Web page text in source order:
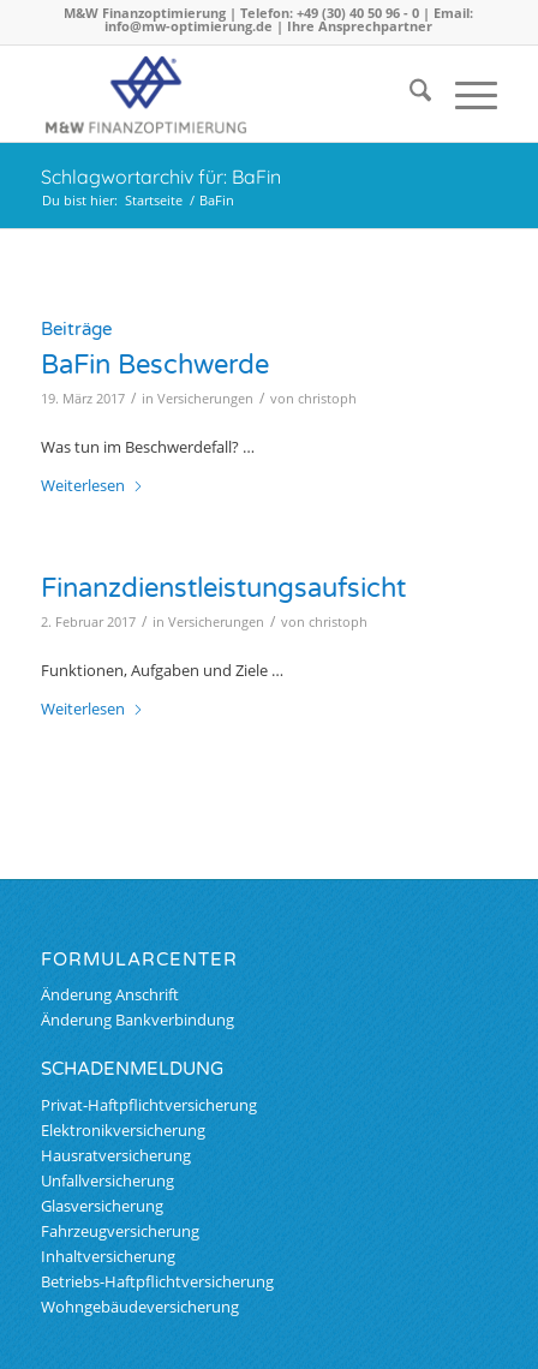
M&W Finanzoptimierung | Telefon: +49 (30) 40 50 96 - 0 | Email:
info@mw-optimierung.de | Ihre Ansprechpartner
Schlagwortarchiv für: BaFin
Du bist hier: Startseite / BaFin
Beiträge
BaFin Beschwerde
19. März 2017 / in Versicherungen / von christoph
Was tun im Beschwerdefall? …
Weiterlesen
Finanzdienstleistungsaufsicht
2. Februar 2017 / in Versicherungen / von christoph
Funktionen, Aufgaben und Ziele …
Weiterlesen
FORMULARCENTER
Änderung Anschrift
Änderung Bankverbindung
SCHADENMELDUNG
Privat-Haftpflichtversicherung
Elektronikversicherung
Hausratversicherung
Unfallversicherung
Glasversicherung
Fahrzeugversicherung
Inhaltversicherung
Betriebs-Haftpflichtversicherung
Wohngebäudeversicherung